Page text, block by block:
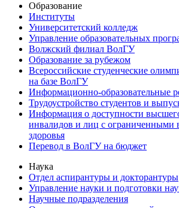
Образование
Институты
Университетский колледж
Управление образовательных
Волжский филиал ВолГУ
Образование за рубежом
Всероссийские студенческие
на базе ВолГУ
Информационно-образовательные
Трудоустройство студентов и
Информация о доступности
инвалидов и лиц с ограниченными
здоровья
Перевод в ВолГУ на бюджет
Наука
Отдел аспирантуры и докторантуры
Управление науки и подготовки
Научные подразделения